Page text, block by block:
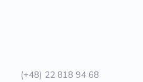
(+48) 22 818 94 68